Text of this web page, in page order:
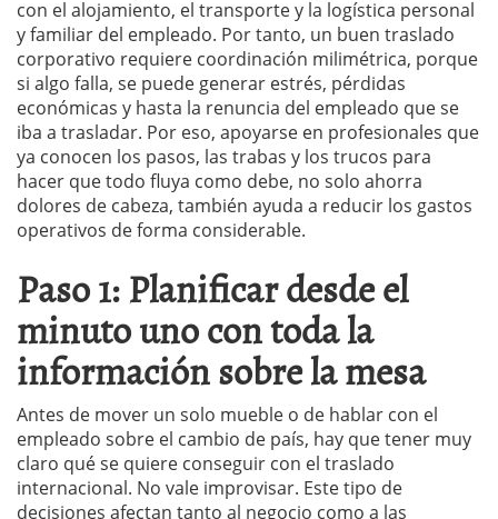
con el alojamiento, el transporte y la logística personal
y familiar del empleado. Por tanto, un buen traslado
corporativo requiere coordinación milimétrica, porque
si algo falla, se puede generar estrés, pérdidas
económicas y hasta la renuncia del empleado que se
iba a trasladar. Por eso, apoyarse en profesionales que
ya conocen los pasos, las trabas y los trucos para
hacer que todo fluya como debe, no solo ahorra
dolores de cabeza, también ayuda a reducir los gastos
operativos de forma considerable.
Paso 1: Planificar desde el
minuto uno con toda la
información sobre la mesa
Antes de mover un solo mueble o de hablar con el
empleado sobre el cambio de país, hay que tener muy
claro qué se quiere conseguir con el traslado
internacional. No vale improvisar. Este tipo de
decisiones afectan tanto al negocio como a las